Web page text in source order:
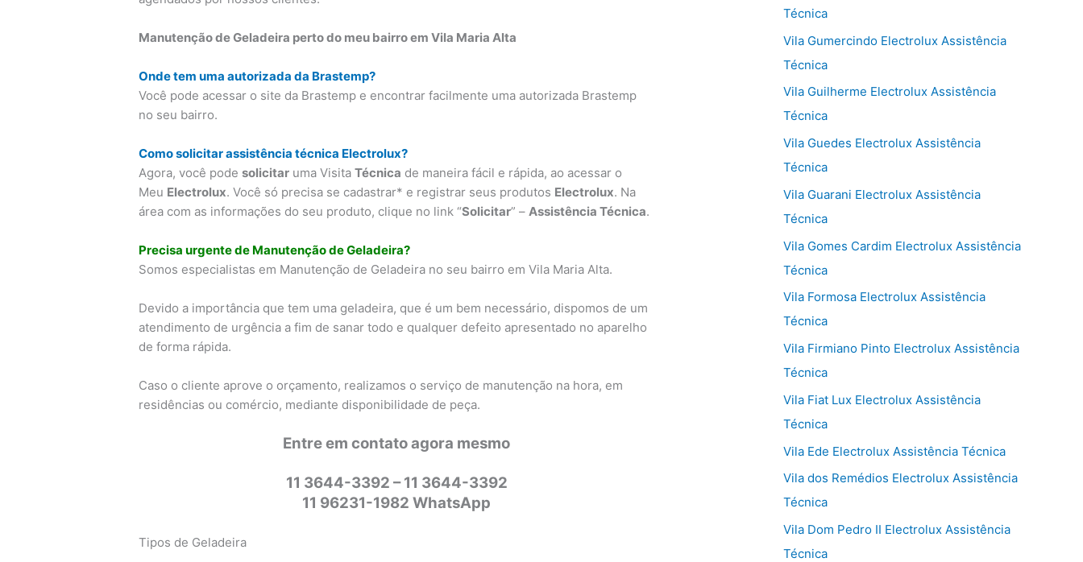
Manutenção de Geladeira perto do meu bairro em Vila Maria Alta
Onde tem uma autorizada da Brastemp?
Você pode acessar o site da Brastemp e encontrar facilmente uma autorizada Brastemp
no seu bairro.
Como solicitar assistência técnica Electrolux?
Agora, você podesolicitar uma VisitaTécnica de maneira fácil e rápida, ao acessar o
Meu Electrolux. Você só precisa se cadastrar* e registrar seus produtos Electrolux. Na
área com as informações do seu produto, clique no link “Solicitar” –Assistência Técnica.
Precisa urgente de Manutenção de Geladeira?
Somos especialistas em Manutenção de Geladeira no seu bairro em Vila Maria Alta.
Devido a importância que tem uma geladeira, que é um bem necessário, dispomos de um
atendimento de urgência a fim de sanar todo e qualquer defeito apresentado no aparelho
de forma rápida.
Caso o cliente aprove o orçamento, realizamos o serviço de manutenção na hora, em
residências ou comércio, mediante disponibilidade de peça.
Entre em contato agora mesmo
11 3644-3392 – 11 3644-3392
11 96231-1982 WhatsApp
Tipos de Geladeira
Técnica
Vila Gumercindo Electrolux Assistência
Técnica
Vila Guilherme Electrolux Assistência
Técnica
Vila Guedes Electrolux Assistência
Técnica
Vila Guarani Electrolux Assistência
Técnica
Vila Gomes Cardim Electrolux Assistência
Técnica
Vila Formosa Electrolux Assistência
Técnica
Vila Firmiano Pinto Electrolux Assistência
Técnica
Vila Fiat Lux Electrolux Assistência
Técnica
Vila Ede Electrolux Assistência Técnica
Vila dos Remédios Electrolux Assistência
Técnica
Vila Dom Pedro II Electrolux Assistência
Técnica